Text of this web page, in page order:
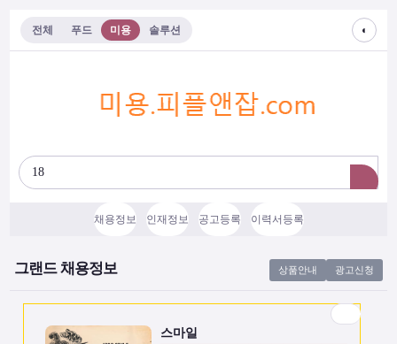
전체 푸드 미용 솔루션 ◐
채용정보 인재정보 공고등록 이력서등록
그랜드 채용정보 상품안내 광고신청
헤어디자이너, 준 디자이너
스마일